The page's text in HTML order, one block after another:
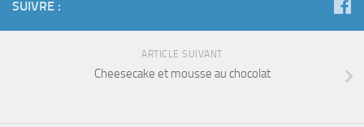
SUIVRE :
ARTICLE SUIVANT
Cheesecake et mousse au chocolat